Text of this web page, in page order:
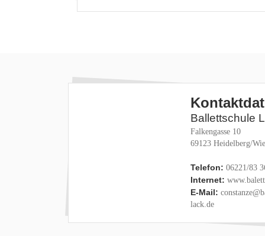
Ballettschule
Falkengasse 10
69123 Heidelberg/
Telefon: 06221/83
Internet:
E-Mail:
lack.de